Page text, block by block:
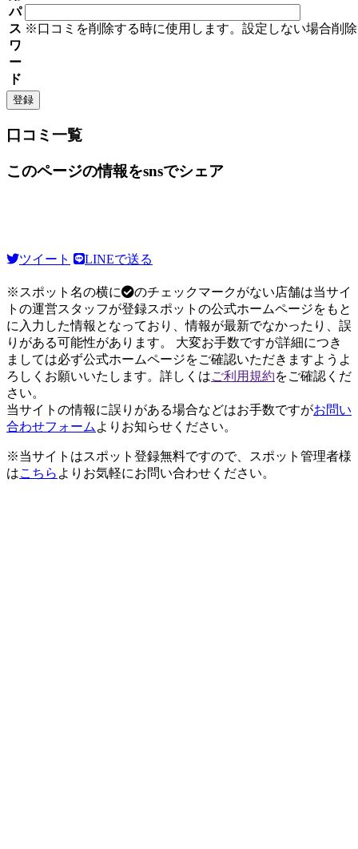
パ
ス
ワ
ー
ド
※口コミを削除する時に使用します。設定しない場合削
口コミ一覧
このページの情報をsnsでシェア
ツイート LINEで送る
※スポット名の横に
のチェックマークがない店舗は当サイ
トの運営スタッフが登録スポットの公式ホームページをもと
に入力した情報となっており、情報が最新でなかったり、誤
りがある可能性があります。 大変お手数ですが詳細につき
ましては必ず公式ホームページをご確認いただきますようよ
ろしくお願いいたします。詳しくはご利用規約をご確認くだ
さい。
当サイトの情報に誤りがある場合などはお手数ですがお問い
合わせフォーム よりお知らせください。
※当サイトはスポット登録無料ですので、スポット管理者様
はこちら よりお気軽にお問い合わせください。